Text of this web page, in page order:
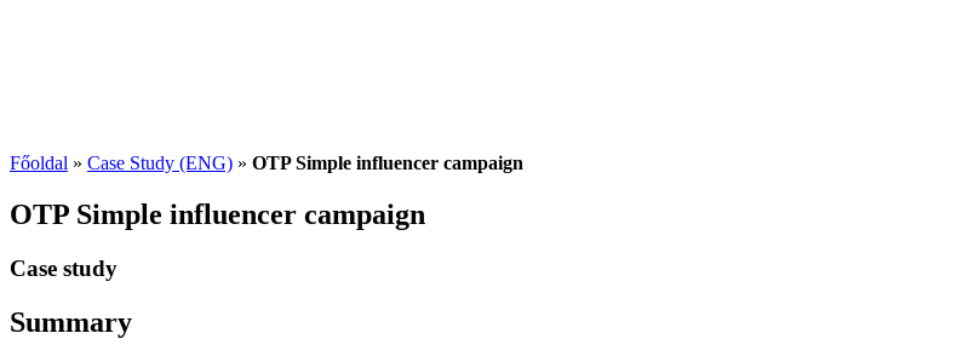
Főoldal » Case Study (ENG) » OTP Simple influencer campaign
OTP Simple influencer campaign
Case study
Summary